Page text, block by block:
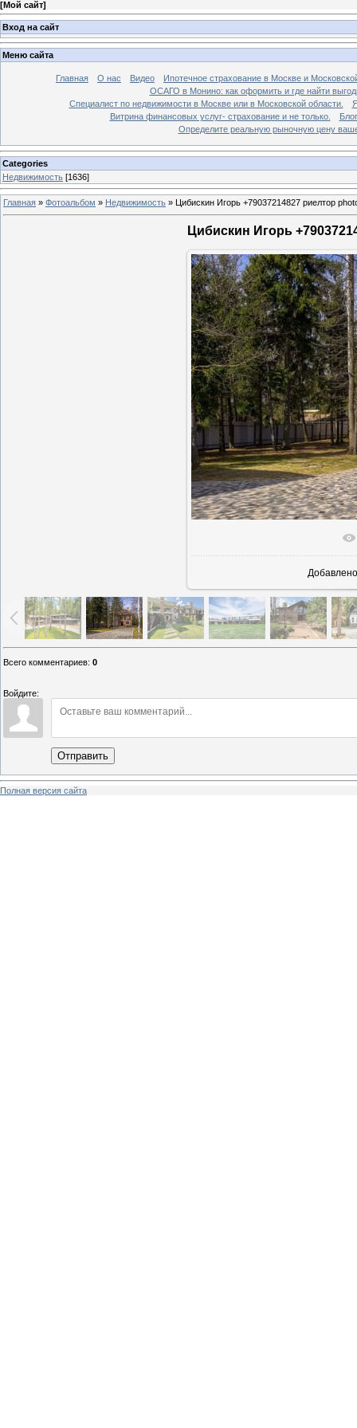
[Мой сайт]
Вход на сайт
Меню сайта
Главная О нас Видео
Ипотечное страхование в Москве и
ОСАГО в Монино: как оформить и где найти
Специалист по недвижимости в Москве или в Московской области.
Витрина финансовых услуг- страхование и не только.
Блог
Определите реальную рыночную цену
Categories
Недвижимость [1636]
Главная » Фотоальбом » Недвижимость » Цибискин Игорь +79037214827 риелтор
Цибискин Игорь
В
Добавлено
Всего комментариев: 0
Войдите:
Отправить
Полная версия сайта